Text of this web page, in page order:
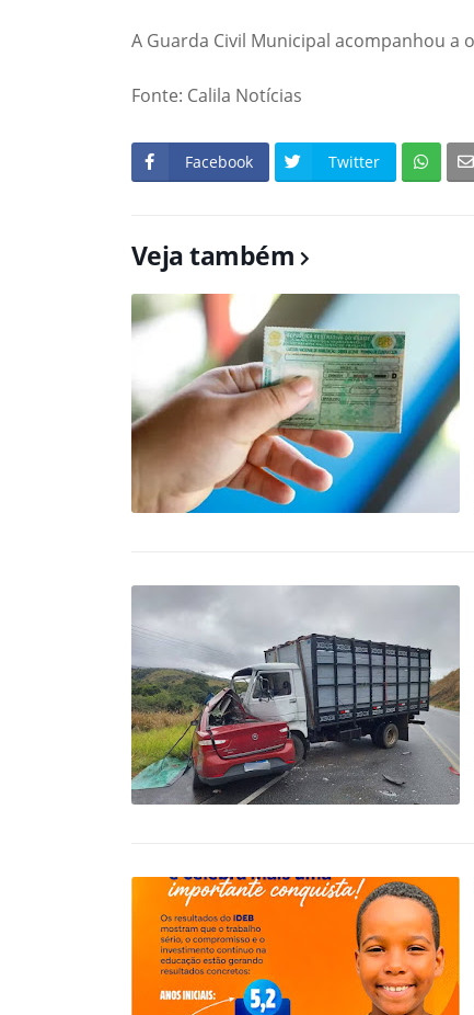
A Guarda Civil Municipal acompanhou
Fonte: Calila Notícias
Facebook Twitter
Veja também